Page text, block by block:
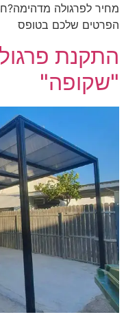
שלכם בטופס
פרגולת